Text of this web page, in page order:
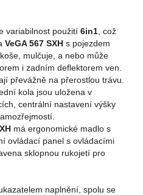
variabilnost použití 6in1 , což
VeGA 567 SXH s pojezdem
mulčuje, a nebo může
i zadním deflektorem ven.
převážně na přerostlou trávu.
kola jsou uložena v
centrální nastavení výšky
má ergonomické madlo s
ovládací panel s ovládacími
sklopnou rukojetí pro
naplnění, spolu se